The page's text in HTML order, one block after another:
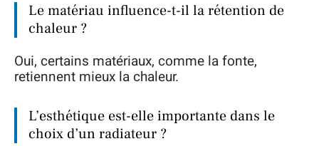
Le matériau influence-t-il la rétention de
chaleur ?
Oui, certains matériaux, comme la fonte,
retiennent mieux la chaleur.
L’esthétique est-elle importante dans le
choix d’un radiateur ?